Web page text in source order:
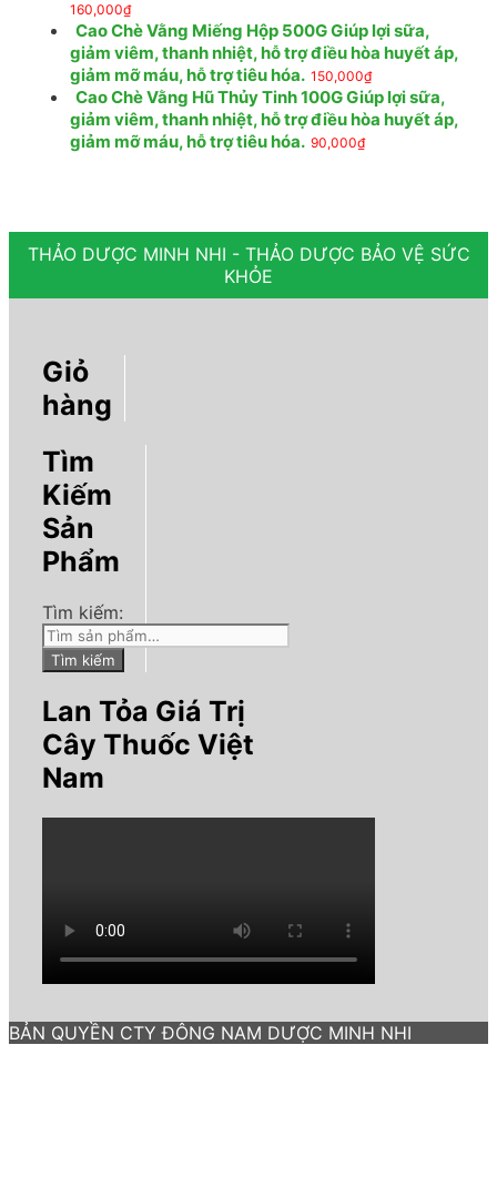
160,000₫
Cao Chè Vằng Miếng Hộp 500G Giúp lợi sữa,
giảm viêm, thanh nhiệt, hỗ trợ điều hòa huyết áp,
giảm mỡ máu, hỗ trợ tiêu hóa. 150,000₫
Cao Chè Vằng Hũ Thủy Tinh 100G Giúp lợi sữa,
giảm viêm, thanh nhiệt, hỗ trợ điều hòa huyết áp,
giảm mỡ máu, hỗ trợ tiêu hóa. 90,000₫
THẢO DƯỢC MINH NHI - THẢO DƯỢC BẢO VỆ SỨC
KHỎE
Giỏ
hàng
Tìm
Kiếm
Sản
Phẩm
Tìm kiếm:
Tìm kiếm
Lan Tỏa Giá Trị
Cây Thuốc Việt
Nam
BẢN QUYỀN CTY ĐÔNG NAM DƯỢC MINH NHI